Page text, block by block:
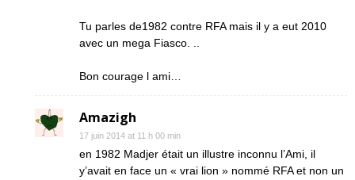
Tu parles de1982 contre RFA mais il y a eut 2010
avec un mega Fiasco. ..
Bon courage l ami…
Amazigh
17 juin 2014 at 11 h 00 min
en 1982 Madjer était un illustre inconnu l’Ami, il
y’avait en face un « vrai lion » nommé RFA et non un